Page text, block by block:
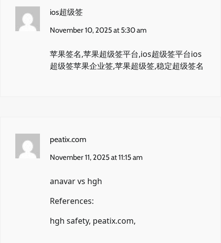
ios超级签
November 10, 2025 at 5:30 am
苹果签名,苹果超级签平台,ios超级签平台ios
超级签苹果企业签,苹果超级签,稳定超级签名
peatix.com
November 11, 2025 at 11:15 am
anavar vs hgh
References:
hgh safety, peatix.com,